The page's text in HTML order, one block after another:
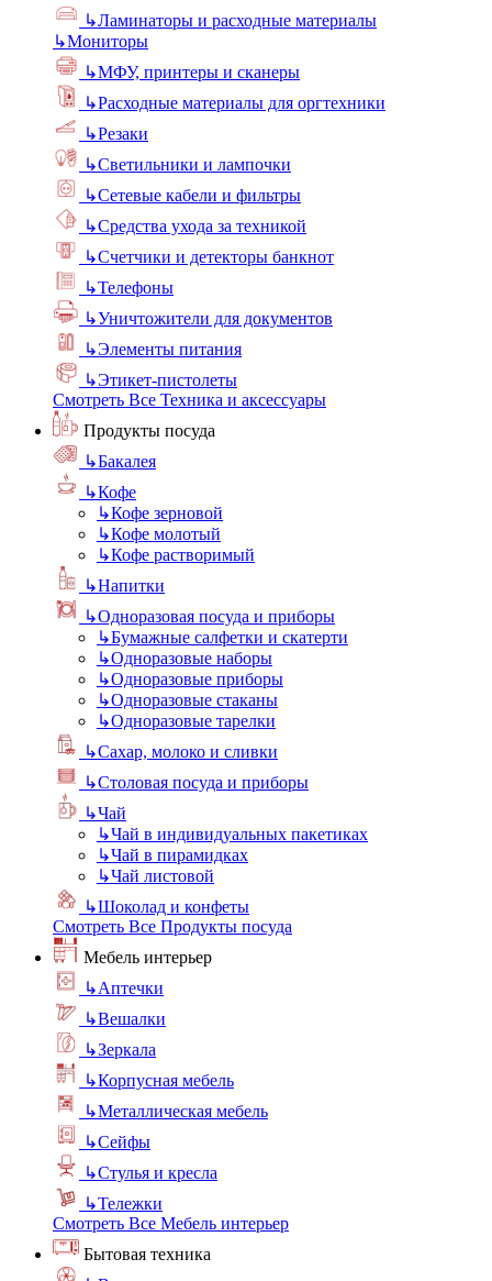
↳Ламинаторы и расходные материалы
↳Мониторы
↳МФУ, принтеры и сканеры
↳Расходные материалы для оргтехники
↳Резаки
↳Светильники и лампочки
↳Сетевые кабели и фильтры
↳Средства ухода за техникой
↳Счетчики и детекторы банкнот
↳Телефоны
↳Уничтожители для документов
↳Элементы питания
↳Этикет-пистолеты
Смотреть Все Техника и аксессуары
Продукты посуда
↳Бакалея
↳Кофе
↳Кофе зерновой
↳Кофе молотый
↳Кофе растворимый
↳Напитки
↳Одноразовая посуда и приборы
↳Бумажные салфетки и скатерти
↳Одноразовые наборы
↳Одноразовые приборы
↳Одноразовые стаканы
↳Одноразовые тарелки
↳Сахар, молоко и сливки
↳Столовая посуда и приборы
↳Чай
↳Чай в индивидуальных пакетиках
↳Чай в пирамидках
↳Чай листовой
↳Шоколад и конфеты
Смотреть Все Продукты посуда
Мебель интерьер
↳Аптечки
↳Вешалки
↳Зеркала
↳Корпусная мебель
↳Металлическая мебель
↳Сейфы
↳Стулья и кресла
↳Тележки
Смотреть Все Мебель интерьер
Бытовая техника